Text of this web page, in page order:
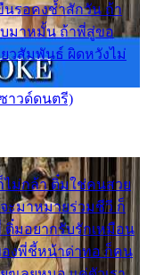
รอคงช้ำสักวัน ถ้า
บมาหมั้น ถ้าพี่สู่ขอ
วสัมพันธ์ ผิดหวังไม่
าวด์ดนตรี)
ไม่กล้า ติ๋มใช่คนสวย
ะมาหมายร่วมชีวี ก็
ติ๋มอยากรับรักเหมือน
งพี่ชี้หน้าด่าทอ ก็คน